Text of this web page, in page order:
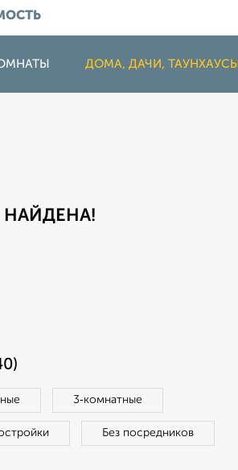
ДОМА, ДАЧИ, ТАУНХАУСЫ
НАЙДЕНА!
3‑комнатные
Без посредников